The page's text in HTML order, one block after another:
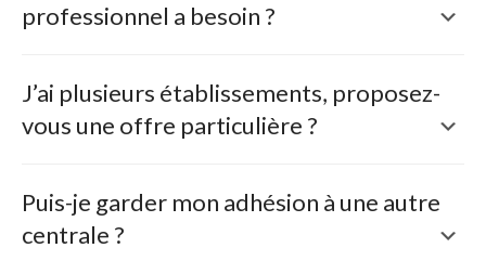
professionnel a besoin ?
J’ai plusieurs établissements, proposez-
vous une offre particulière ?
Puis-je garder mon adhésion à une autre
centrale ?